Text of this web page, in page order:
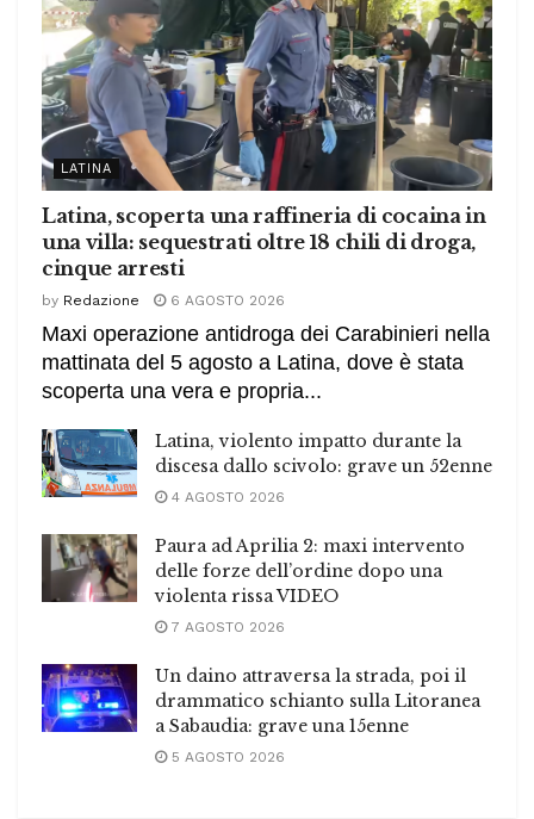
LATINA
Latina, scoperta una raffineria di cocaina in
una villa: sequestrati oltre 18 chili di droga,
cinque arresti
by Redazione 6 AGOSTO 2026
Maxi operazione antidroga dei Carabinieri nella
mattinata del 5 agosto a Latina, dove è stata
scoperta una vera e propria...
Latina, violento impatto durante la
discesa dallo scivolo: grave un 52enne
4 AGOSTO 2026
Paura ad Aprilia 2: maxi intervento
delle forze dell’ordine dopo una
violenta rissa VIDEO
7 AGOSTO 2026
Un daino attraversa la strada, poi il
drammatico schianto sulla Litoranea
a Sabaudia: grave una 15enne
5 AGOSTO 2026